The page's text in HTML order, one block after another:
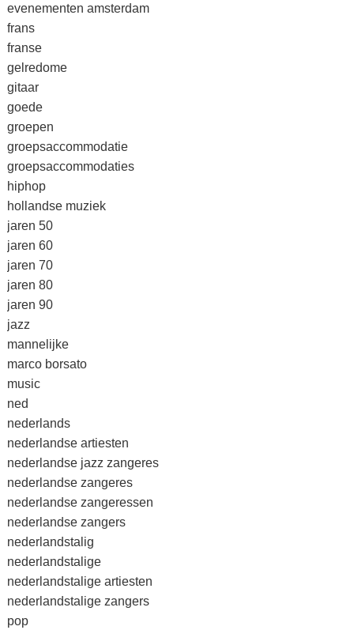
evenementen amsterdam
frans
franse
gelredome
gitaar
goede
groepen
groepsaccommodatie
groepsaccommodaties
hiphop
hollandse muziek
jaren 50
jaren 60
jaren 70
jaren 80
jaren 90
jazz
mannelijke
marco borsato
music
ned
nederlands
nederlandse artiesten
nederlandse jazz zangeres
nederlandse zangeres
nederlandse zangeressen
nederlandse zangers
nederlandstalig
nederlandstalige
nederlandstalige artiesten
nederlandstalige zangers
pop